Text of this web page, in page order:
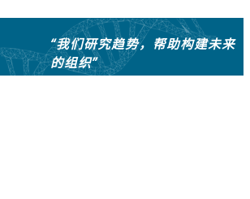
“我们研究趋势，帮助构建未来
的组织”